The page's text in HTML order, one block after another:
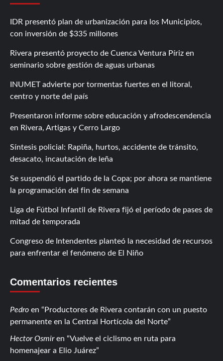
IDR presentó plan de urbanización para los Municipios,
con inversión de $335 millones
Rivera presentó proyecto de Cuenca Ventura Píriz en
seminario sobre gestión de aguas urbanas
INUMET advierte por tormentas fuertes en el litoral,
centro y norte del país
Presentaron informe sobre educación y afrodescendencia
en Rivera, Artigas y Cerro Largo
Síntesis policial: Rapiña, hurtos, accidente de tránsito,
desacato, incautación de leña
Se suspendió el partido de la Copa; por ahora se mantiene
la programación del fin de semana
Liga de Fútbol Infantil de Rivera fijó el período de pases de
mitad de temporada
Congreso de Intendentes planteó la necesidad de recursos
para enfrentar el fenómeno de El Niño
Comentarios recientes
Pedro en
Productores de Rivera contarán con un puesto
permanente en la Central Hortícola del Norte
Hector Osmiren
Vuelve el ciclismo en ruta para
homenajear a Elio Juárez